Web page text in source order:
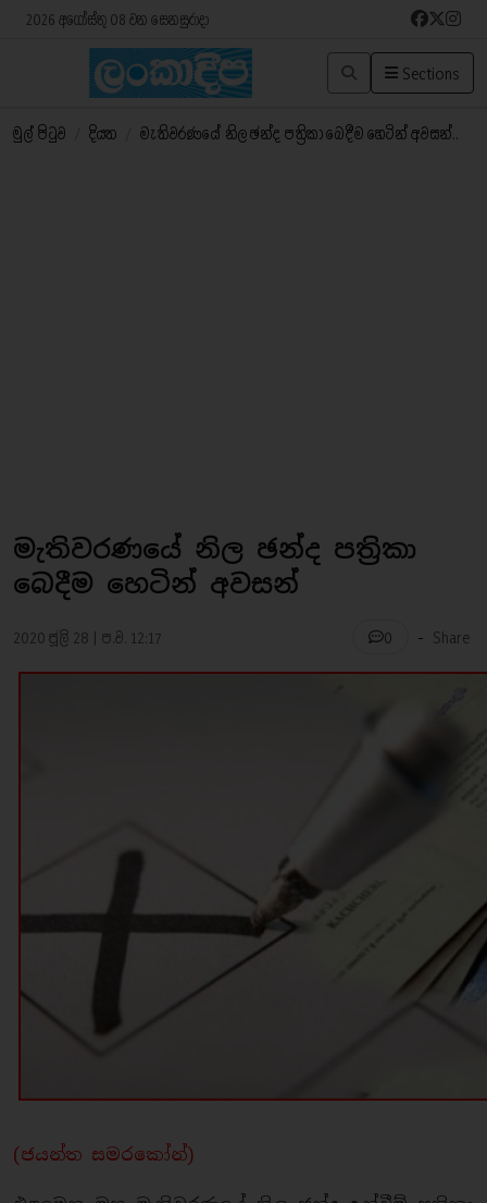
2026 අගෝස්තු 08 වන සෙනසුරාදා
Sections
මුල් පිටුව දියත මැතිවරණයේ නිල ඡන්ද පත්‍රිකා බෙදීම හෙටින් අවසන්..
මැතිවරණයේ නිල ඡන්ද පත්‍රිකා
බෙදීම හෙටින් අවසන්
2020 ජූලි 28 | ප.ව. 12:17 0 - Share
(ජයන්ත සමරකෝන්)